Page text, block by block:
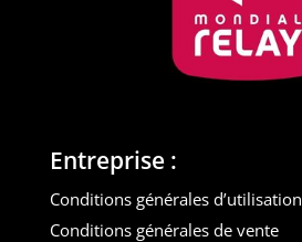
Entreprise :
Conditions générales d’utilisation
Conditions générales de vente